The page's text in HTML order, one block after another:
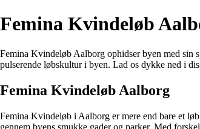
Femina Kvindeløb
Femina Kvindeløb Aalborg ophidser byen med sin
pulserende løbskultur i byen. Lad os dykke ned i
Femina Kvindeløb Aalborg
Femina Kvindeløb i Aalborg er mere end bare et
gennem byens smukke gader og parker. Med